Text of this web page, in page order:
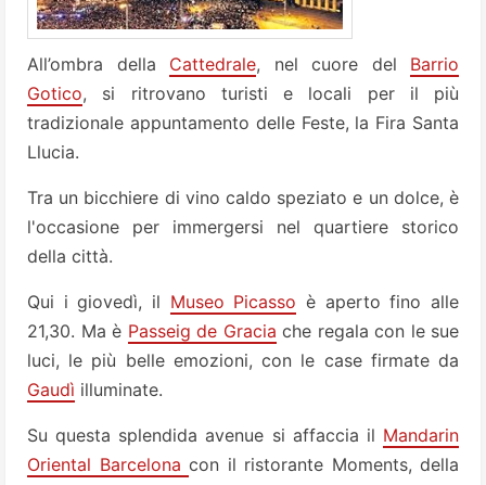
All’ombra della Cattedrale, nel cuore del Barrio
Gotico, si ritrovano turisti e locali per il più
tradizionale appuntamento delle Feste, la Fira Santa
Llucia.
Tra un bicchiere di vino caldo speziato e un dolce, è
l'occasione per immergersi nel quartiere storico
della città.
Qui i giovedì, il Museo Picasso è aperto fino alle
21,30. Ma è Passeig de Gracia che regala con le sue
luci, le più belle emozioni, con le case firmate da
Gaudì illuminate.
Su questa splendida avenue si affaccia il Mandarin
Oriental Barcelona con il ristorante Moments, della